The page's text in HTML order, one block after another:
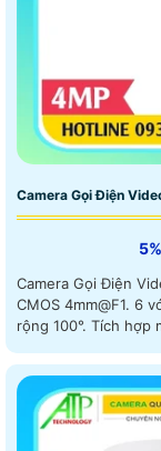
Camera Gọi Điện
Camera Gọi Điện
CMOS 4mm@F1. 6
rộng 100°.